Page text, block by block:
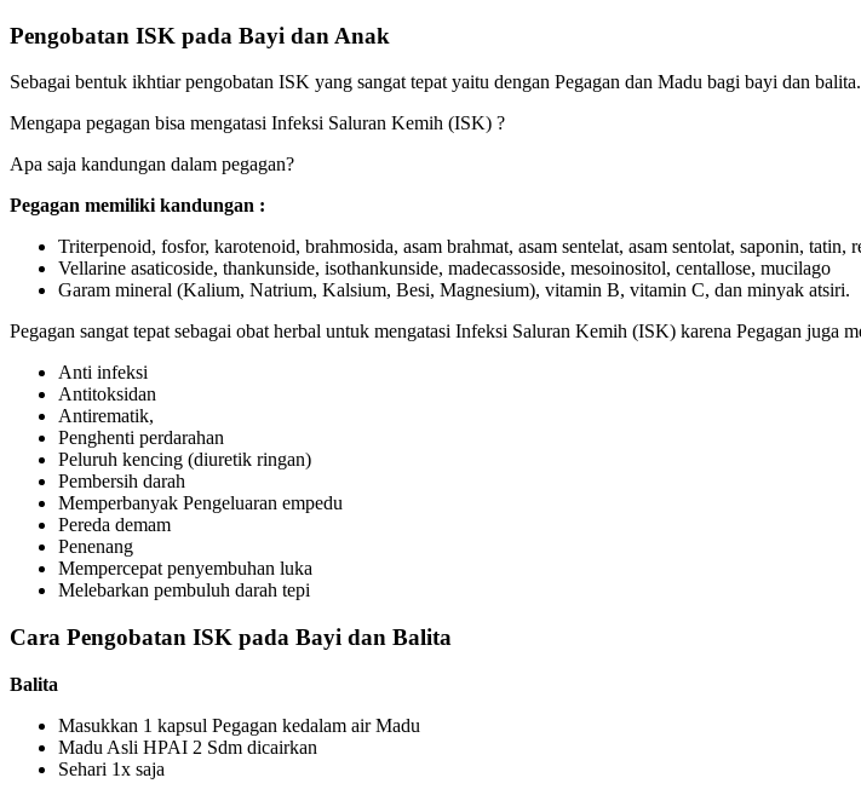
Pengobatan ISK pada Bayi dan Anak
Sebagai bentuk ikhtiar pengobatan ISK yang sangat tepat yaitu dengan Pegagan dan Madu bagi bayi dan
Mengapa pegagan bisa mengatasi Infeksi Saluran Kemih (ISK) ?
Apa saja kandungan dalam pegagan?
Pegagan memiliki kandungan :
Triterpenoid, fosfor, karotenoid, brahmosida, asam brahmat, asam sentelat, asam sentolat, saponin, tatin,
Vellarine asaticoside, thankunside, isothankunside, madecassoside, mesoinositol, centallose, mucilago
Garam mineral (Kalium, Natrium, Kalsium, Besi, Magnesium), vitamin B, vitamin C, dan minyak atsiri.
Pegagan sangat tepat sebagai obat herbal untuk mengatasi Infeksi Saluran Kemih (ISK) karena Pegagan juga
Anti infeksi
Antitoksidan
Antirematik,
Penghenti perdarahan
Peluruh kencing (diuretik ringan)
Pembersih darah
Memperbanyak Pengeluaran empedu
Pereda demam
Penenang
Mempercepat penyembuhan luka
Melebarkan pembuluh darah tepi
Cara Pengobatan ISK pada Bayi dan Balita
Balita
Masukkan 1 kapsul Pegagan kedalam air Madu
Madu Asli HPAI 2 Sdm dicairkan
Sehari 1x saja